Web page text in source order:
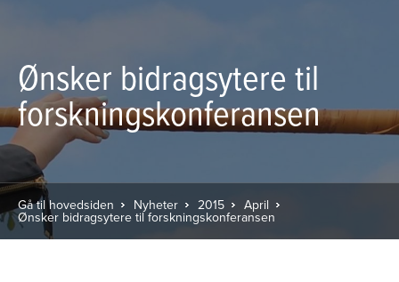
Ønsker bidragsytere til
forskningskonferansen
Gå til hovedsiden Nyheter 2015 April
Ønsker bidragsytere til forskningskonferansen